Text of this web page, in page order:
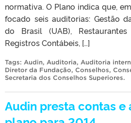
normativa. O Plano indica que,
focado seis auditorias: Gestão
do Brasil (UAB), Restaurantes
Registros Contábeis, […]
Tags: Audin, Auditoria, Auditoria
Diretor da Fundação, Conselhos,
Secretaria dos Conselhos Superiores.
Audin presta contas e